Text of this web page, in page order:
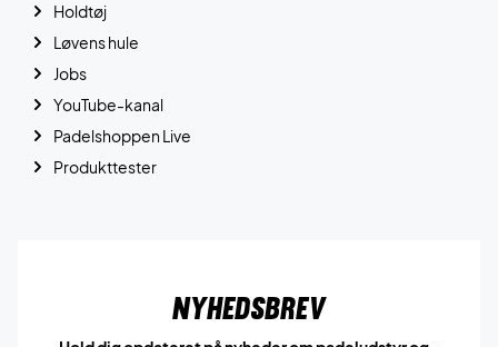
Holdtøj
Løvens hule
Jobs
YouTube-kanal
Padelshoppen Live
Produkttester
Nyhedsbrev